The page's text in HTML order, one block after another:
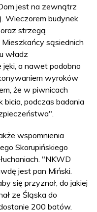
jest na zewnątrz
Wieczorem budynek
strzegą
sąsiednich
władz
a nawet podobno
wyroków
że w piwnicach
bicia, podczas badania
wspomnienia
Skorupińskiego
"NKWD
jest pan Miński.
się przyznał, do jakiej
ze Śląska do
200 batów.